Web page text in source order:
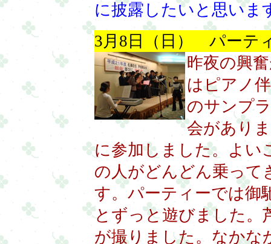
に披露したいと思いま
3月8日（日） パーテ
昨夜の興
はピアノ
のサンプ
会があり
に参加しました。よい
の人がどんどん乗って
す。パーティーでは御
とずっと遊びました。
が撮りました。なかな